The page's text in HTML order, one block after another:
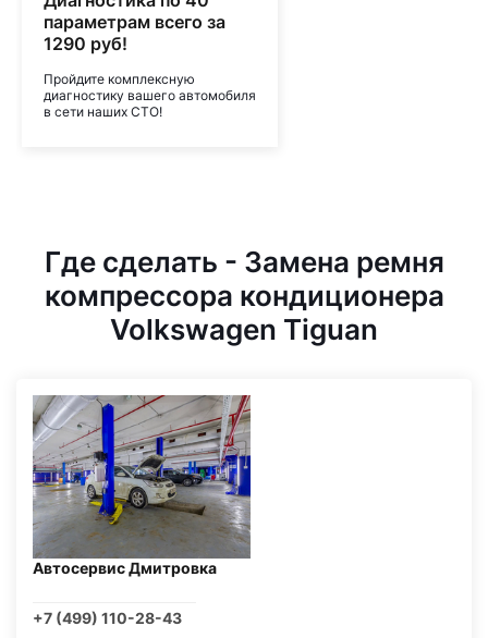
параметрам всего за
1290 руб!
Пройдите комплексную
диагностику вашего автомобиля
в сети наших СТО!
Где сделать - Замена ремня
компрессора кондиционера
Volkswagen Tiguan
Автосервис Дмитровка
+7 (499) 110-28-43